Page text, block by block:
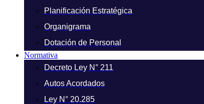
Planificación Estratégica
Organigrama
Dotación de Personal
Normativa
Decreto Ley N° 211
Autos Acordados
Ley N° 20.285